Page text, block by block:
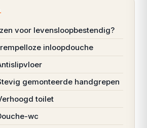
voor levensloopbestendig?
inloopdouche
gemonteerde handgrepen
toilet
wc